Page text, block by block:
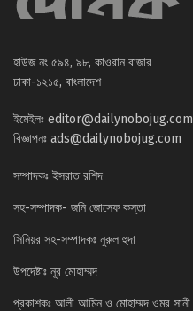
হাউজ নং ৫৯৪, ৯৮, কাওরান বাজার
ঢাকা-১২১৫, বাংলাদেশ
ইমেইলঃ editor@dailynobojug.com
বিজ্ঞাপনঃ ads@dailynobojug.com
সম্পাদকঃ ইসরাত রশিদ
সহ-সম্পাদক- জনি জোসেফ কস্তা
সিনিয়র সহ-সম্পাদকঃ নুরুল হুদা
উপদেষ্টাঃ নূর মোহাম্মদ
প্রকাশকঃ আলী আমিন ও মোহাম্মদ ওমর সানী